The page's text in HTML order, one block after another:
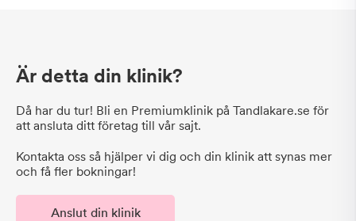
Är detta din klinik?
Då har du tur! Bli en Premiumklinik på Tandlakare.se för
att ansluta ditt företag till vår sajt.
Kontakta oss så hjälper vi dig och din klinik att synas mer
och få fler bokningar!
Anslut din klinik